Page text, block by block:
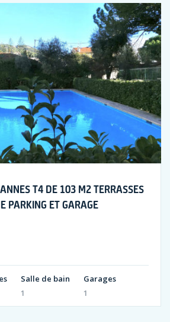
T4 DE 103 M2 TERRASSES
PARKING ET GARAGE
Salle de bain
1
Garages
1